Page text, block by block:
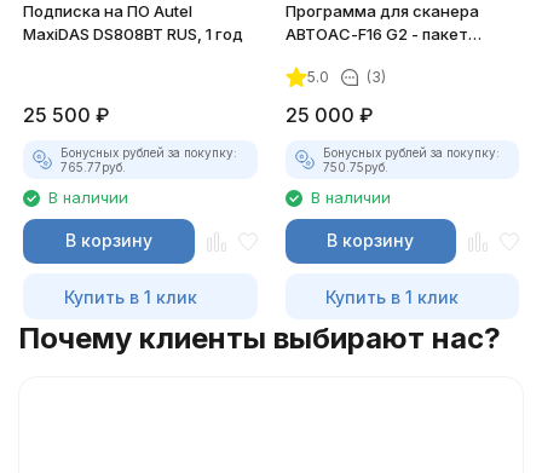
Подписка на ПО Autel
MaxiDAS DS808BT RUS, 1 год
25 500 ₽
Бонусных рублей за покупку:
765.77руб.
В наличии
В корзину
Купить в 1 клик
Программа для сканера
АВТОАС-F16 G2 - пакет
5.0 (3)
25 000 ₽
Бонусных рублей за покупку:
750.75руб.
В наличии
В корзину
Купить в 1 клик
Почему клиенты выбирают нас?